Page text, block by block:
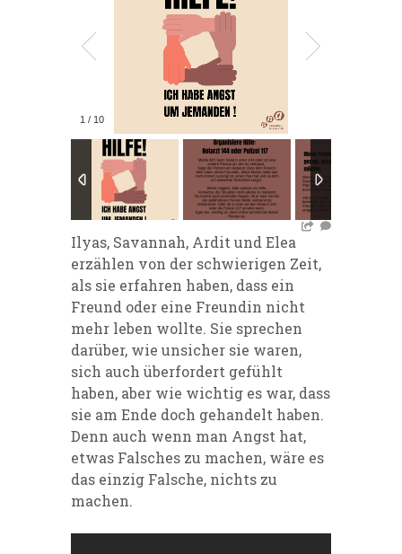
1 / 10
Ilyas, Savannah, Ardit und Elea
erzählen von der schwierigen Zeit,
als sie erfahren haben, dass ein
Freund oder eine Freundin nicht
mehr leben wollte. Sie sprechen
darüber, wie unsicher sie waren,
sich auch überfordert gefühlt
haben, aber wie wichtig es war, dass
sie am Ende doch gehandelt haben.
Denn auch wenn man Angst hat,
etwas Falsches zu machen, wäre es
das einzig Falsche, nichts zu
machen.